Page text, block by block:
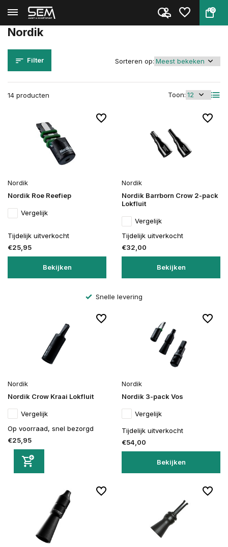
0
Terug Home
Nordik
Filter
14 producten Toon:
Sorteren op:
Nordik
Nordik Roe Reefiep
Vergelijk
Tijdelijk uitverkocht
€25,95
Bekijken
Nordik
Nordik Barrborn Crow 2-pack
Lokfluit
Vergelijk
Tijdelijk uitverkocht
€32,00
Bekijken
Snelle levering
Nordik
Nordik Crow Kraai Lokfluit
Vergelijk
Op voorraad, snel bezorgd
€25,95
Nordik
Nordik 3-pack Vos
Vergelijk
Tijdelijk uitverkocht
€54,00
Bekijken